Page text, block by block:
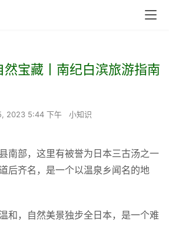
然宝藏丨南纪白滨旅游指南
2023 5:44 下午 小知识
南部，这里有被誉为日本三古汤之一
后齐名，是一个以温泉乡闻名的地
和，自然美景独步全日本，是一个难